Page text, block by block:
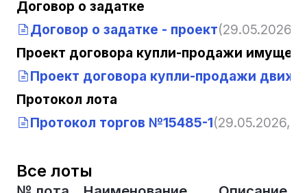
Договор о задатке
Договор о задатке - проект(29.05.2026,
Проект договора купли-продажи
Проект договора купли-продажи
Протокол лота
Протокол торгов №15485-1(29.05.2026,
Все лоты